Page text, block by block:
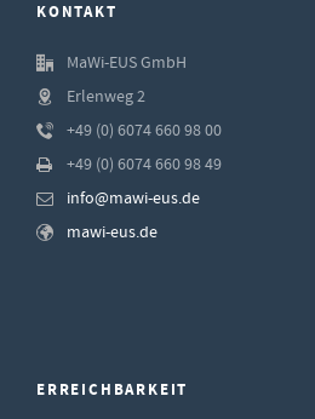
KONTAKT
MaWi-EUS GmbH
Erlenweg 2
+49 (0) 6074 660 98 00
+49 (0) 6074 660 98 49
info@mawi-eus.de
mawi-eus.de
ERREICHBARKEIT